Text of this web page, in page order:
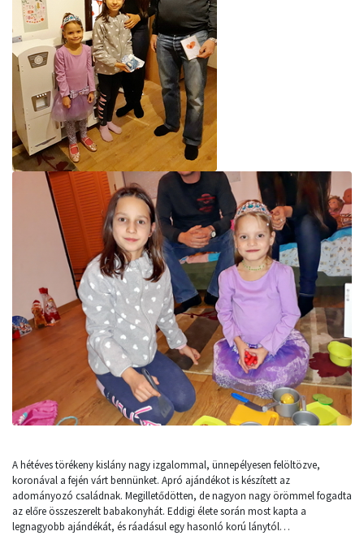
A hétéves törékeny kislány nagy izgalommal, ünnepélyesen felöltözve,
koronával a fején várt bennünket. Apró ajándékot is készített az
adományozó családnak. Megilletődötten, de nagyon nagy örömmel fogadta
az előre összeszerelt babakonyhát. Eddigi élete során most kapta a
legnagyobb ajándékát, és ráadásul egy hasonló korú lánytól…